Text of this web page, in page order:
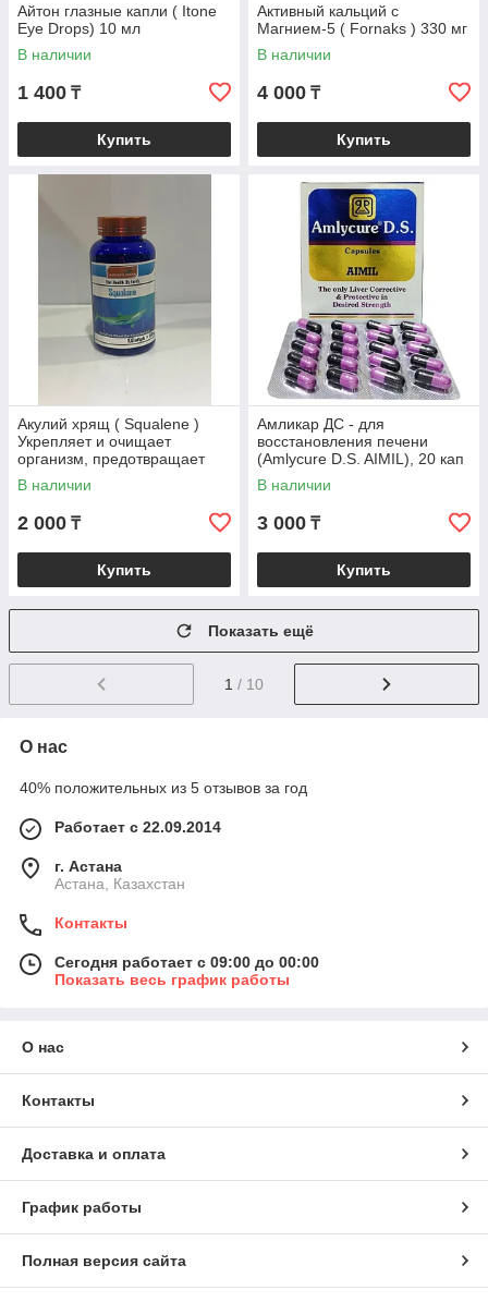
Айтон глазные капли ( Itone
Eye Drops) 10 мл
В наличии
1 400 ₸
Купить
Активный кальций с
Магнием-5 ( Fornaks ) 330 мг
В наличии
4 000 ₸
Купить
Акулий хрящ ( Squalene )
Укрепляет и очищает
организм, предотвращает
онкологию, поддерживает
сердце, справляет
В наличии
2 000 ₸
Купить
Амликар ДС - для
восстановления печени
(Amlycure D.S. AIMIL), 20 кап
В наличии
3 000 ₸
Купить
Показать ещё
1 / 10
О нас
40% положительных из 5 отзывов за год
Работает с 22.09.2014
г. Астана
Астана, Казахстан
Контакты
Сегодня работает с 09:00 до 00:00
Показать весь график работы
О нас
Контакты
Доставка и оплата
График работы
Полная версия сайта